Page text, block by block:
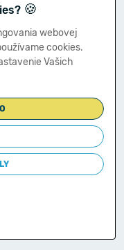
🍪
webovej
cookies.
Vašich